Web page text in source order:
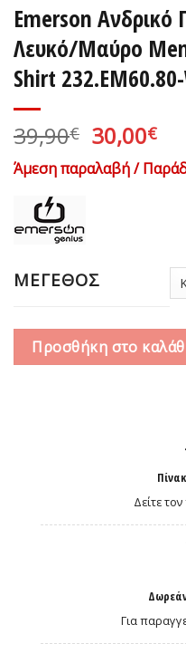
Emerson
Λευκό/Μαύρο
Shirt
39,90€ Original
price
was:
30,00€Η
Άμεση παραλαβή /
ΜΕΓΕΘΟΣ
Προσθήκη στο
Δείτε
Για